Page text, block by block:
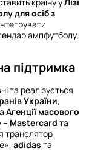
для осіб з
ампфутболу.
підтримка
та реалізується
України,
Агенції масового
– Mastercard та
транслятор
adidas та